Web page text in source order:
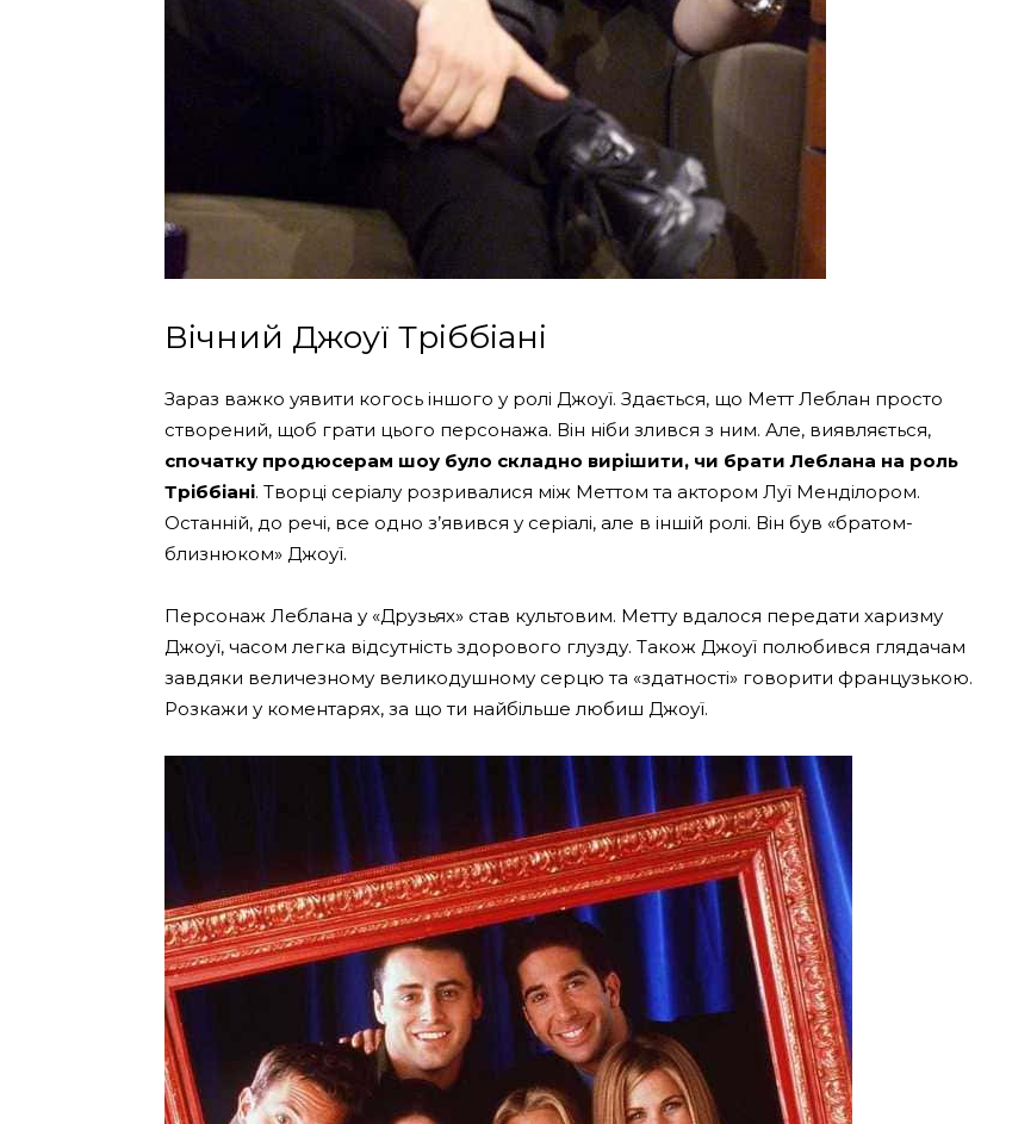
Вічний Джоуї Тріббіані
Зараз важко уявити когось іншого у ролі Джоуї. Здається, що Метт Леблан просто
створений, щоб грати цього персонажа. Він ніби злився з ним. Але, виявляється,
спочатку продюсерам шоу було складно вирішити, чи брати Леблана на роль
Тріббіані. Творці серіалу розривалися між Меттом та актором Луї Менділором.
Останній, до речі, все одно з’явився у серіалі, але в іншій ролі. Він був «братом-
близнюком» Джоуї.
Персонаж Леблана у «Друзьях» став культовим. Метту вдалося передати харизму
Джоуї, часом легка відсутність здорового глузду. Також Джоуї полюбився глядачам
завдяки величезному великодушному серцю та «здатності» говорити французькою.
Розкажи у коментарях, за що ти найбільше любиш Джоуї.